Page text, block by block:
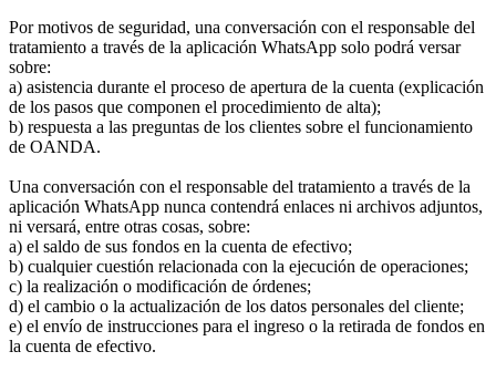
Por motivos de seguridad, una conversación con el responsable del
tratamiento a través de la aplicación WhatsApp solo podrá versar
sobre:
a) asistencia durante el proceso de apertura de la cuenta (explicación
de los pasos que componen el procedimiento de alta);
b) respuesta a las preguntas de los clientes sobre el funcionamiento
de OANDA.
Una conversación con el responsable del tratamiento a través de la
aplicación WhatsApp nunca contendrá enlaces ni archivos adjuntos,
ni versará, entre otras cosas, sobre:
a) el saldo de sus fondos en la cuenta de efectivo;
b) cualquier cuestión relacionada con la ejecución de operaciones;
c) la realización o modificación de órdenes;
d) el cambio o la actualización de los datos personales del cliente;
e) el envío de instrucciones para el ingreso o la retirada de fondos en
la cuenta de efectivo.